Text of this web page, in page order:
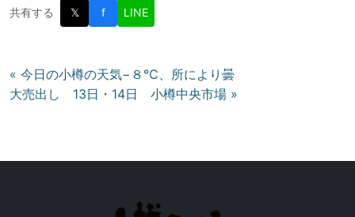
共有する 𝕏 f LINE
投
稿
« 今日の小樽の天気−８℃、所により曇
大売出し 13日・14日 小樽中央市場 »